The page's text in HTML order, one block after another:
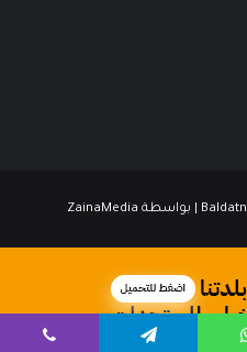
| بواسطة ZainaMedia